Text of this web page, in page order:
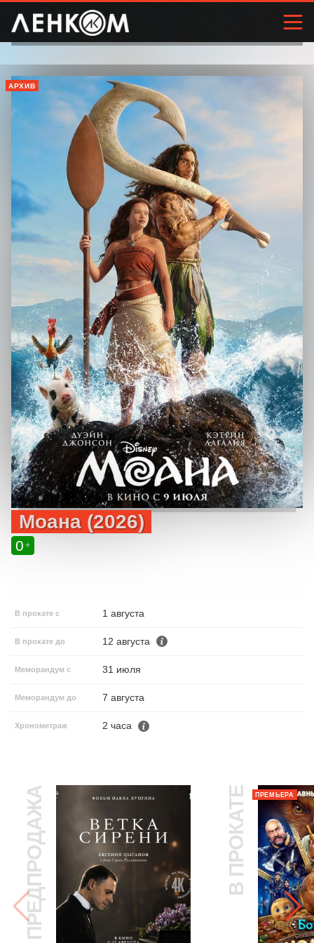
АРХИВ
Моана (2026)
0 +
В прокате с 1 августа
В прокате до 12 августа
Меморандум с 31 июля
Меморандум до 7 августа
Хронометраж 2 часа
ПРЕДПРОДАЖА В ПРОКАТЕ ПРЕМЬЕРА